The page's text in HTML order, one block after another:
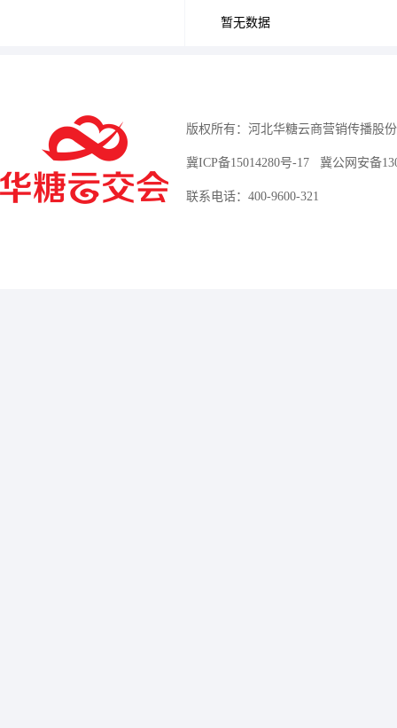
暂无数据
版权所有：河北华糖云商营销传播股
冀ICP备15014280号-17 冀公网安备
联系电话：400-9600-321